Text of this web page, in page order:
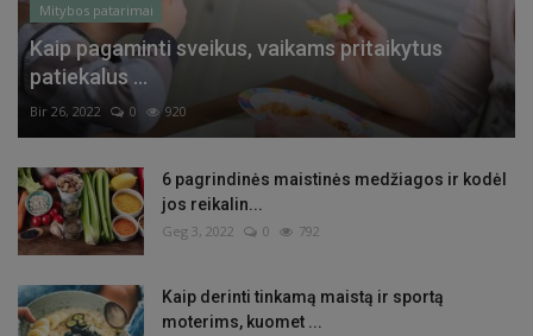
Mitybos patarimai
Kaip pagaminti sveikus, vaikams pritaikytus
patiekalus ...
Bir 26, 2022 0 920
6 pagrindinės maistinės medžiagos ir kodėl
jos reikalin...
Geg 3, 2022 0 792
Kaip derinti tinkamą maistą ir sportą
moterims, kuomet ...